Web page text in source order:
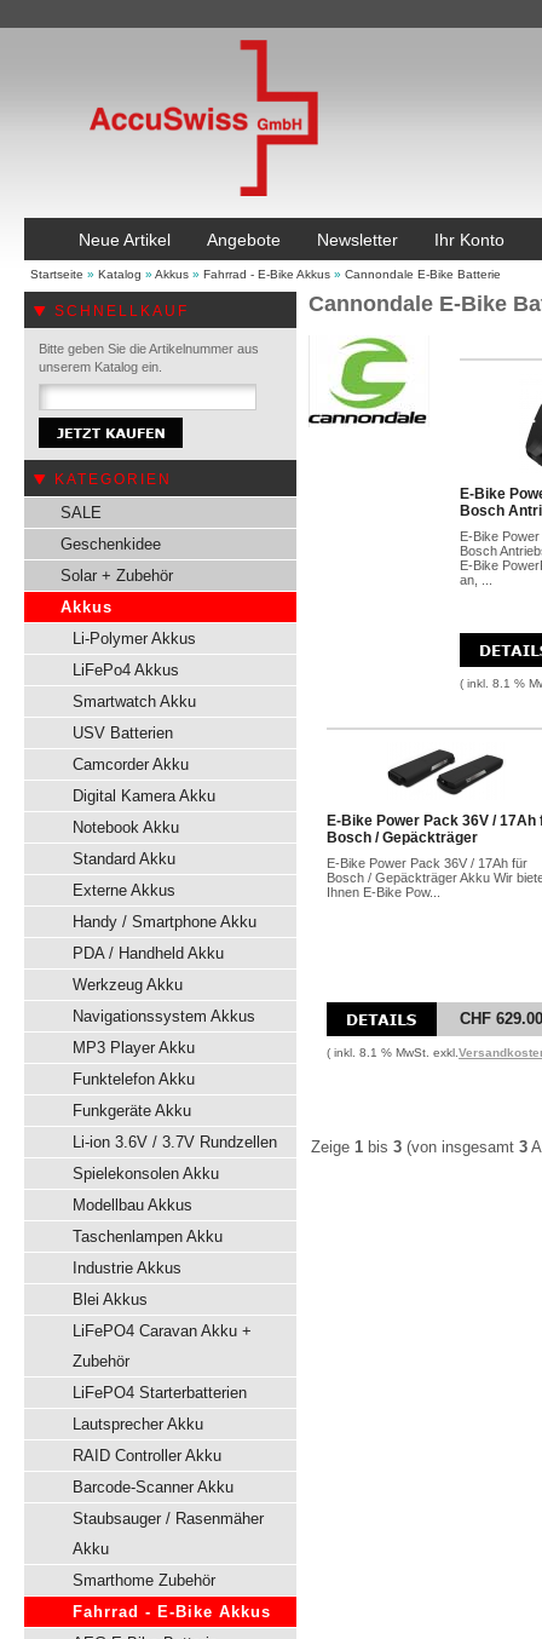
Neue Artikel Angebote Newsletter Ihr Konto
Startseite » Katalog » Akkus » Fahrrad - E-Bike Akkus » Cannondale E-Bike Batterie
SCHNELLKAUF
Bitte geben Sie die Artikelnummer aus
unserem Katalog ein.
KATEGORIEN
SALE
Geschenkidee
Solar + Zubehör
Akkus
Li-Polymer Akkus
LiFePo4 Akkus
Smartwatch Akku
USV Batterien
Camcorder Akku
Digital Kamera Akku
Notebook Akku
Standard Akku
Externe Akkus
Handy / Smartphone Akku
PDA / Handheld Akku
Werkzeug Akku
Navigationssystem Akkus
MP3 Player Akku
Funktelefon Akku
Funkgeräte Akku
Li-ion 3.6V / 3.7V Rundzellen
Spielekonsolen Akku
Modellbau Akkus
Taschenlampen Akku
Industrie Akkus
Blei Akkus
LiFePO4 Caravan Akku +
Zubehör
LiFePO4 Starterbatterien
Lautsprecher Akku
RAID Controller Akku
Barcode-Scanner Akku
Staubsauger / Rasenmäher
Akku
Smarthome Zubehör
Fahrrad - E-Bike Akkus
Cannondale E-Bike
E-Bike
Bosch
E-Bike
Bosch
E-Bike
an, ...
( inkl. 8.1 %
E-Bike Power Pack 36V / 17Ah
Bosch / Gepäckträger
E-Bike Power Pack 36V / 17Ah für
Bosch / Gepäckträger Akku Wir
Ihnen E-Bike Pow...
CHF 629.00
( inkl. 8.1 % MwSt. exkl.
Zeige 1 bis 3 (von insgesamt 3